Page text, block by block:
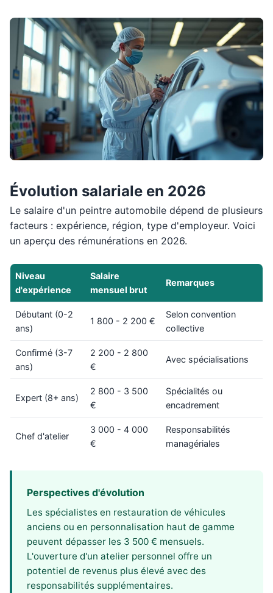
Évolution salariale en 2026
Le salaire d'un peintre automobile dépend de plusieurs
facteurs : expérience, région, type d'employeur. Voici
un aperçu des rémunérations en 2026.
Niveau
d'expérience
Salaire
mensuel brut
Remarques
Débutant (0-2
ans)
1 800 - 2 200 €
Selon convention
collective
Confirmé (3-7
ans)
2 200 - 2 800
€
Avec spécialisations
Expert (8+ ans)
2 800 - 3 500
€
Spécialités ou
encadrement
Chef d'atelier
3 000 - 4 000
€
Responsabilités
managériales
Perspectives d'évolution
Les spécialistes en restauration de véhicules
anciens ou en personnalisation haut de gamme
peuvent dépasser les 3 500 € mensuels.
L'ouverture d'un atelier personnel offre un
potentiel de revenus plus élevé avec des
responsabilités supplémentaires.